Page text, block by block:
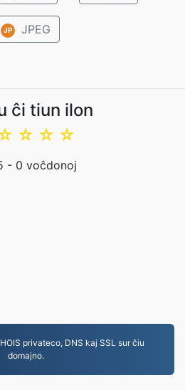
JP JPEG
ĉi tiun ilon
☆
☆
☆
- 0 voĉdonoj
privateco, DNS kaj SSL sur ĉiu
domajno.